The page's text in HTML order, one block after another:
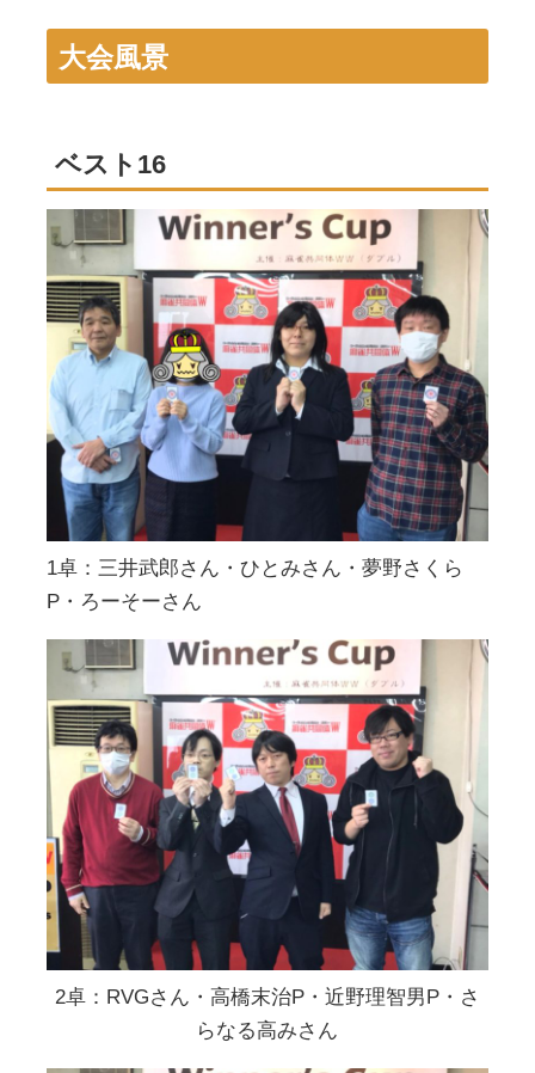
大会風景
ベスト16
1卓：三井武郎さん・ひとみさん・夢野さくら
P・ろーそーさん
2卓：RVGさん・高橋末治P・近野理智男P・さ
らなる高みさん